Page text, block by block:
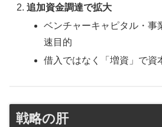
追加資金調達で拡大
ベンチャーキャピタル・事
速目的
借入ではなく「増資」で資
戦略の肝